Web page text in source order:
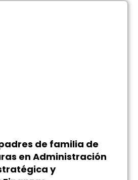
de familia de
en Administración
y